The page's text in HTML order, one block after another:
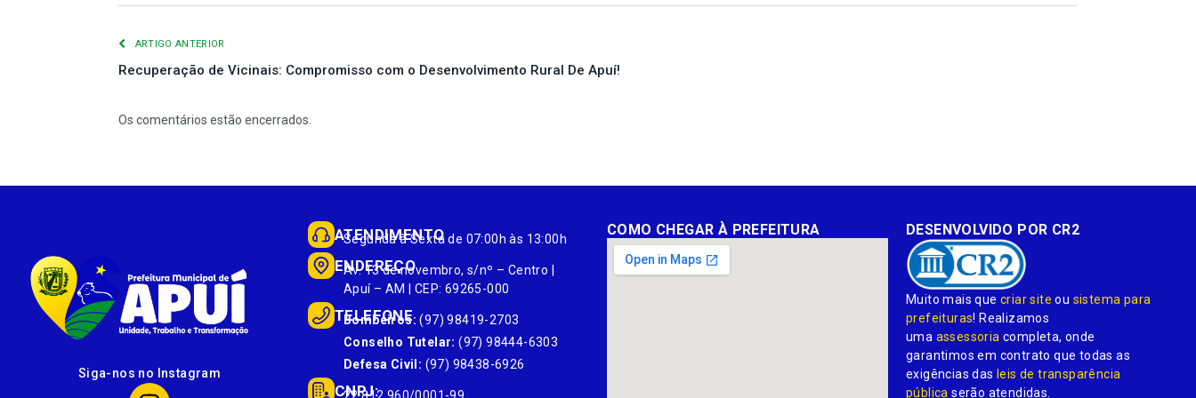
ARTIGO ANTERIOR
Recuperação de Vicinais: Compromisso com o Desenvolvimento Rural De Apuí!
Os comentários estão encerrados.
Siga-nos no Instagram
ATENDIMENTO
Segunda à Sexta de 07:00h às 13:00h
ENDEREÇO
Av. 13 de novembro, s/nº – Centro |
Apuí – AM | CEP: 69265-000
TELEFONE
Bombeiros: (97) 98419-2703
Conselho Tutelar: (97) 98444-6303
Defesa Civil: (97) 98438-6926
CNPJ:
COMO CHEGAR À PREFEITURA DESENVOLVIDO POR CR2
Muito mais quecriar site ou sistema para
prefeituras! Realizamos
uma assessoria completa, onde
garantimos em contrato que todas as
exigências dasleis de transparência
pública serão atendidas.